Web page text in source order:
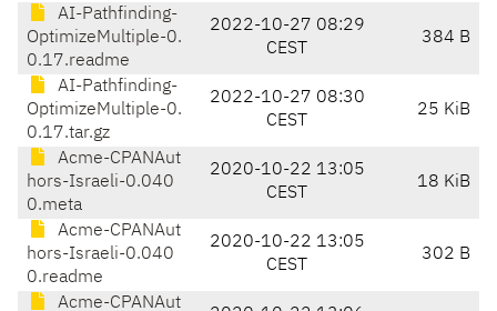
AI-Pathfinding-
OptimizeMultiple-0.
0.17.readme
2022-10-27 08:29
CEST
384 B
AI-Pathfinding-
OptimizeMultiple-0.
0.17.tar.gz
2022-10-27 08:30
CEST
25 KiB
Acme-CPANAut
hors-Israeli-0.040
0.meta
2020-10-22 13:05
CEST
18 KiB
Acme-CPANAut
hors-Israeli-0.040
0.readme
2020-10-22 13:05
CEST
302 B
Acme-CPANAut